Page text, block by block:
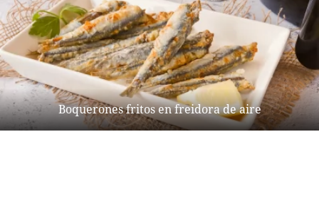
Boquerones fritos en freidora de aire